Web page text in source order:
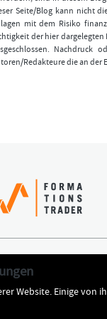
Seite/Blog kann nicht
mit dem Risiko
der hier
Nachdruck
Redakteure die an der
handeln
Entscheidung
Website. Einige von